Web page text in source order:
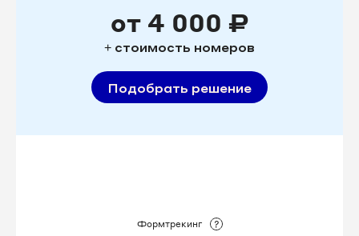
от 4 000 ₽
+ стоимость номеров
Подобрать решение
Формтрекинг